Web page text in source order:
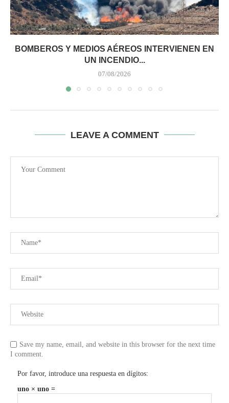
BOMBEROS Y MEDIOS AÉREOS INTERVIENEN EN
UN INCENDIO...
07/08/2026
LEAVE A COMMENT
Save my name, email, and website in this browser for the next time
I comment.
Por favor, introduce una respuesta en dígitos:
uno × uno =